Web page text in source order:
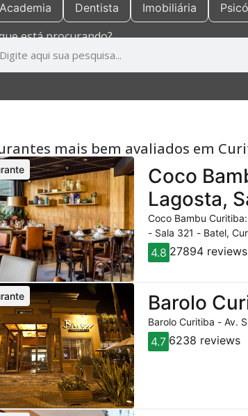
Academia Dentista Imobiliária
está procurando?
mais bem avaliados em
Coco
Lagosta,
Coco Bambu
- Sala 321 - Batel,
4.8 27894 reviews
Barolo
Barolo Curitiba - Av.
4.7 6238 reviews